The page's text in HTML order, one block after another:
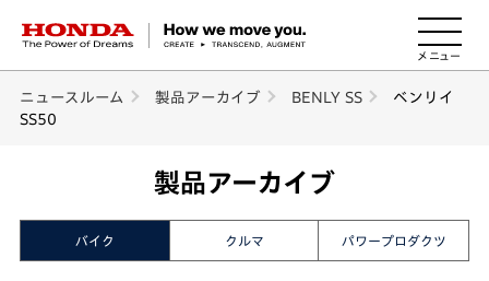
HONDA The Power of Dreams
ニュースルーム 製品アーカイブ BENLY SS
ベンリイ
SS50
製品アーカイブ
バイク クルマ パワープロダクツ